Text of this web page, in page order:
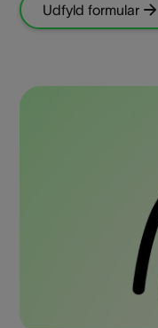
Udfyld formular